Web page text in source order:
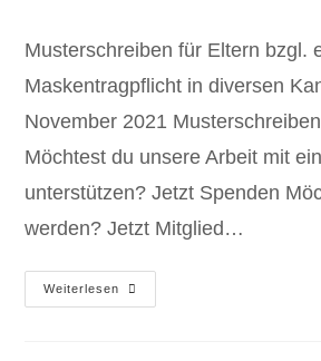
Musterschreiben für Eltern bzgl.
Maskentragpflicht in diversen
November 2021
Möchtest du unsere Arbeit mit
unterstützen? Jetzt Spenden
werden? Jetzt Mitglied…
Weiterlesen